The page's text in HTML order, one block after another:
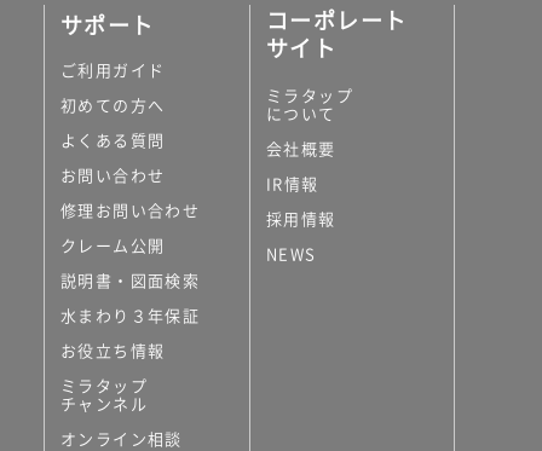
サポート
ご利用ガイド
初めての方へ
よくある質問
お問い合わせ
修理お問い合わせ
クレーム公開
説明書・図面検索
水まわり３年保証
お役立ち情報
ミラタップ
チャンネル
オンライン相談
コーポレート
サイト
ミラタップ
について
会社概要
IR情報
採用情報
NEWS